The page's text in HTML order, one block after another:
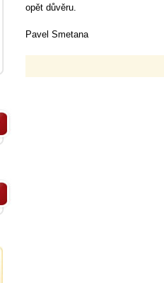
opět důvěru.
Pavel Smetana